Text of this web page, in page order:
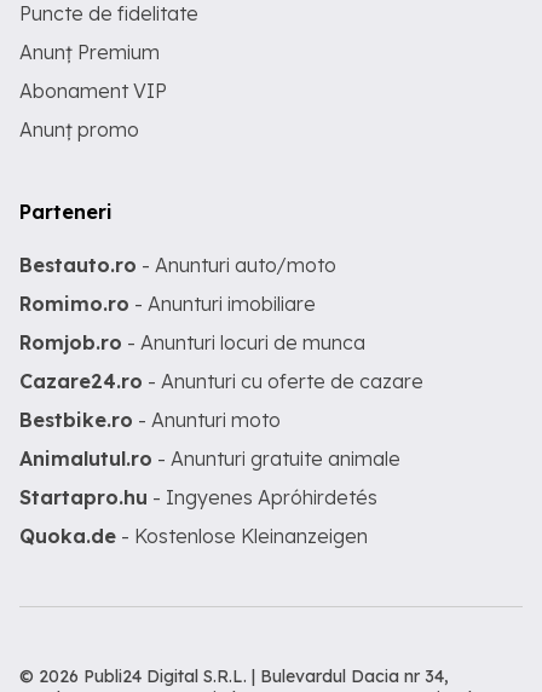
Puncte de fidelitate
Anunț Premium
Abonament VIP
Anunț promo
Parteneri
Bestauto.ro - Anunturi auto/moto
Romimo.ro - Anunturi imobiliare
Romjob.ro - Anunturi locuri de munca
Cazare24.ro - Anunturi cu oferte de cazare
Bestbike.ro - Anunturi moto
Animalutul.ro - Anunturi gratuite animale
Startapro.hu - Ingyenes Apróhirdetés
Quoka.de - Kostenlose Kleinanzeigen
© 2026 Publi24 Digital S.R.L. | Bulevardul Dacia nr 34,